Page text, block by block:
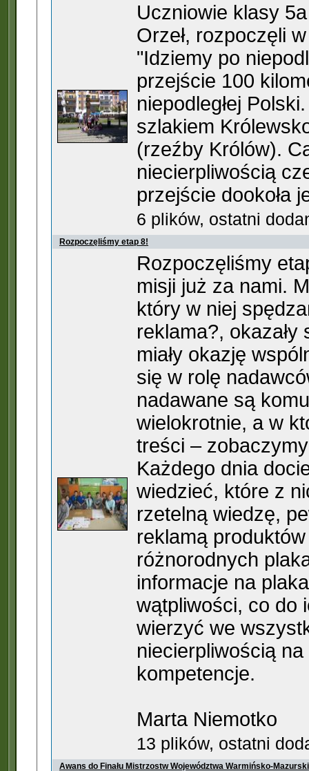
Uczniowie klasy
Orzeł, rozpoczęli
"Idziemy po
przejście 100
niepodległej
szlakiem
(rzeźby Królów).
niecierpliwością
przejście dookoła
6 plików, ostatni
Rozpoczęliśmy etap 8!
Rozpoczęliśmy
misji już za nami.
który w niej
reklama?,
miały okazję
się w rolę
nadawane są
wielokrotnie, a w
treści –
Każdego dnia
wiedzieć, które z
rzetelną wiedzę,
reklamą
różnorodnych
informacje na
wątpliwości, co do
wierzyć we
niecierpliwością
kompetencje.
Marta Niemotko
13 plików, ostatni
Awans do Finału Mistrzostw Województwa Warmińsko-